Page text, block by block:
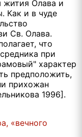
жития Олава и
Как и в чуде
Св. Олава.
что
при
характер
предположить,
прихожан
1996].
«вечного